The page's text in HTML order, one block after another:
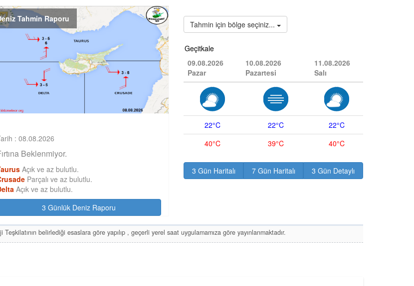
Tahmin Raporu
: 08.08.2026
Beklenmiyor.
Açık ve az bulutlu.
Parçalı ve az bulutlu.
Açık ve az bulutlu.
3 Günlük Deniz Raporu
Tahmin için bölge seçiniz...
09.08.2026
Pazar
10.08.2026
Pazartesi
11.08.2026
Salı
22°C 22°C
22°C
40°C
39°C 40°C
3 Gün Haritalı 7 Gün Haritalı 3 Gün Detaylı
Teşkilatının belirlediği esaslara göre yapılıp , geçerli yerel saat uygulamamıza göre yayınlanmaktadır.